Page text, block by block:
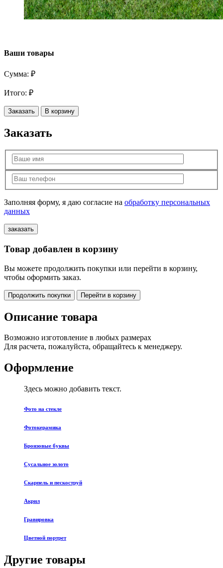
Ваши товары
Сумма: ₽
Итого: ₽
Заказать В корзину
Заказать
Заполняя форму, я даю согласие на обработку персональных
данных
Товар добавлен в корзину
Вы можете продолжить покупки или перейти в корзину,
чтобы оформить заказ.
Продолжить покупки Перейти в корзину
Описание товара
Возможно изготовление в любых размерах
Для расчета, пожалуйста, обращайтесь к менеджеру.
Оформление
Здесь можно добавить текст.
Фото на стекле
Фотокерамика
Бронзовые буквы
Сусальное золото
Скарпель и пескоструй
Акрил
Гравировка
Цветной портрет
Другие товары